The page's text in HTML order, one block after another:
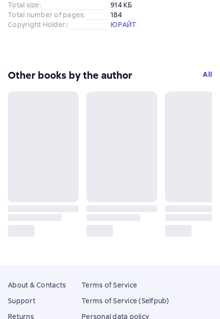
Total size:
914 КБ
Total number of pages:
184
Copyright Holder:: ЮРАЙТ
Other books by the author All
About & Contacts
Support
Returns
Terms of Service
Terms of Service (Selfpub)
Personal data policy